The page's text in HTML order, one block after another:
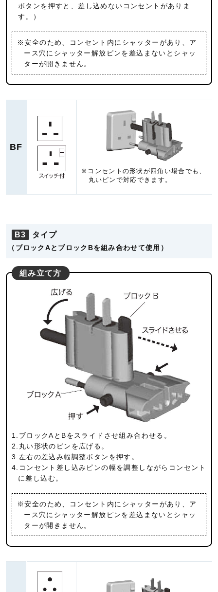
ボタンを押すと、差し込めないコンセントがありま
す。）
※安全のため、コンセント内にシャッターがあり、ア
ース穴にシャッター解放ピンを差込まないとシャッ
ターが開きません。
BF
※コンセントの形状が四角い場合でも、
丸いピンで対応できます。
B3 タイプ
（ブロックAとブロックBを組み合わせて使用）
組み立て方
1.ブロックAとBをスライドさせ組み合わせる。
2.丸い形状のピンを広げる。
3.左右の差込み幅調整ボタンを押す。
4.コンセント差し込みピンの幅を調整しながらコンセント
に差し込む。
※安全のため、コンセント内にシャッターがあり、ア
ース穴にシャッター解放ピンを差込まないとシャッ
ターが開きません。